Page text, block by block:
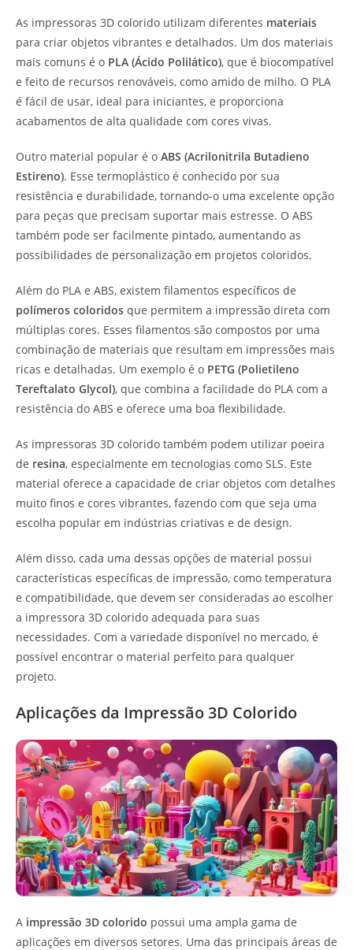
As impressoras 3D colorido utilizam diferentes materiais
para criar objetos vibrantes e detalhados. Um dos materiais
mais comuns é o PLA (Ácido Polilático), que é biocompatível
e feito de recursos renováveis, como amido de milho. O PLA
é fácil de usar, ideal para iniciantes, e proporciona
acabamentos de alta qualidade com cores vivas.
Outro material popular é o ABS (Acrilonitrila Butadieno
Estireno). Esse termoplástico é conhecido por sua
resistência e durabilidade, tornando-o uma excelente opção
para peças que precisam suportar mais estresse. O ABS
também pode ser facilmente pintado, aumentando as
possibilidades de personalização em projetos coloridos.
Além do PLA e ABS, existem filamentos específicos de
polímeros coloridos que permitem a impressão direta com
múltiplas cores. Esses filamentos são compostos por uma
combinação de materiais que resultam em impressões mais
ricas e detalhadas. Um exemplo é o PETG (Polietileno
Tereftalato Glycol), que combina a facilidade do PLA com a
resistência do ABS e oferece uma boa flexibilidade.
As impressoras 3D colorido também podem utilizar poeira
de resina, especialmente em tecnologias como SLS. Este
material oferece a capacidade de criar objetos com detalhes
muito finos e cores vibrantes, fazendo com que seja uma
escolha popular em indústrias criativas e de design.
Além disso, cada uma dessas opções de material possui
características específicas de impressão, como temperatura
e compatibilidade, que devem ser consideradas ao escolher
a impressora 3D colorido adequada para suas
necessidades. Com a variedade disponível no mercado, é
possível encontrar o material perfeito para qualquer
projeto.
Aplicações da Impressão 3D Colorido
A impressão 3D colorido possui uma ampla gama de
aplicações em diversos setores. Uma das principais áreas de